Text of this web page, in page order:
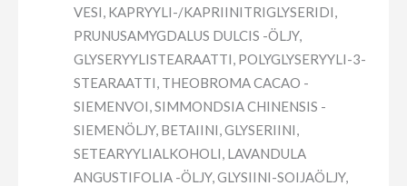
VESI, KAPRYYLI-/KAPRIINITRIGLYSERIDI,
PRUNUSAMYGDALUS DULCIS -ÖLJY,
GLYSERYYLISTEARAATTI, POLYGLYSERYYLI-3-
STEARAATTI, THEOBROMA CACAO -
SIEMENVOI, SIMMONDSIA CHINENSIS -
SIEMENÖLJY, BETAIINI, GLYSERIINI,
SETEARYYLIALKOHOLI, LAVANDULA
ANGUSTIFOLIA -ÖLJY, GLYSIINI-SOIJAÖLJY,